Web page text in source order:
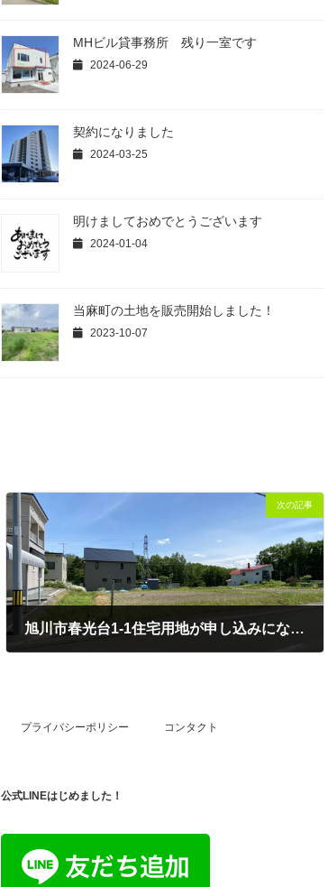
MHビル貸事務所 残り一室です
2024-06-29
契約になりました
2024-03-25
明けましておめでとうございます
2024-01-04
当麻町の土地を販売開始しました！
2023-10-07
次の記事
旭川市春光台1-1住宅用地が申し込みになりました！
プライバシーポリシー コンタクト
公式LINEはじめました！